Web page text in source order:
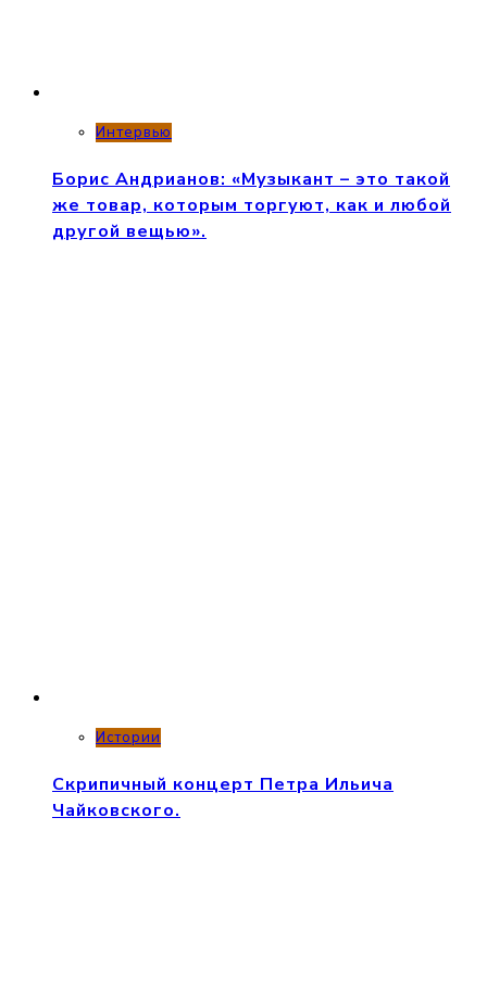
Интервью
Борис Андрианов: «Музыкант – это такой
же товар, которым торгуют, как и любой
другой вещью».
Истории
Скрипичный концерт Петра Ильича
Чайковского.